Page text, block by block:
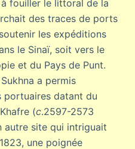
fouiller le littoral de la
des traces de ports
les expéditions
le Sinaï, soit vers le
et du Pays de Punt.
a permis
portuaires datant du
(c.2597-2573
autre site qui intriguait
une poignée